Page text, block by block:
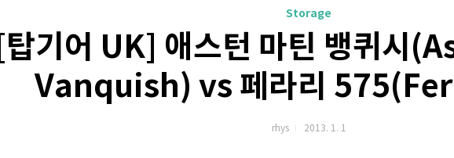
Storage
[탑기어 UK] 애스턴 마틴 뱅퀴시
Vanquish) vs 페라리
rhys 2013. 1. 1